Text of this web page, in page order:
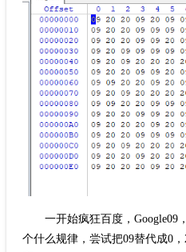
一开始疯狂百度，Google09
个什么规律，尝试把09替代成0